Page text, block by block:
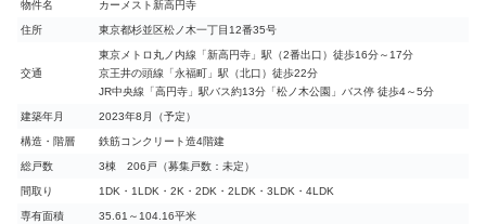
物件名 カーメスト新高円寺
住所 東京都杉並区松ノ木一丁目12番35号
交通
東京メトロ丸ノ内線「新高円寺」駅（2番出口）徒歩16分～17分
京王井の頭線「永福町」駅（北口）徒歩22分
JR中央線「高円寺」駅バス約13分「松ノ木公園」バス停 徒歩4～5分
建築年月 2023年8月（予定）
構造・階層 鉄筋コンクリート造4階建
総戸数 3棟 206戸（募集戸数：未定）
間取り 1DK・1LDK・2K・2DK・2LDK・3LDK・4LDK
専有面積 35.61～104.16平米